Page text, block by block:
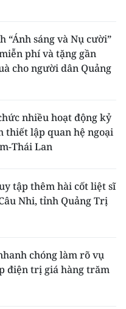
“Ánh sáng và Nụ cười”
phí và tặng gần
cho người dân Quảng
nhiều hoạt động kỷ
thiết lập quan hệ ngoại
Thái Lan
tập thêm hài cốt liệt sĩ
Nhi, tỉnh Quảng Trị
chóng làm rõ vụ
điện trị giá hàng trăm